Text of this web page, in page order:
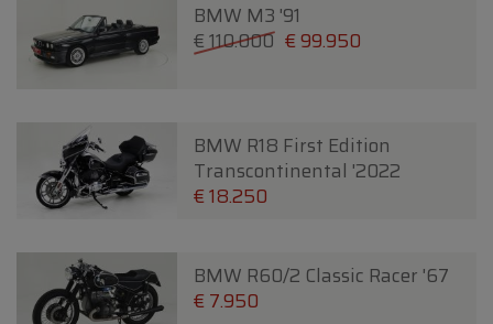
BMW M3 '91
€ 110.000 € 99.950
BMW R18 First Edition
Transcontinental '2022
€ 18.250
BMW R60/2 Classic Racer '67
€ 7.950